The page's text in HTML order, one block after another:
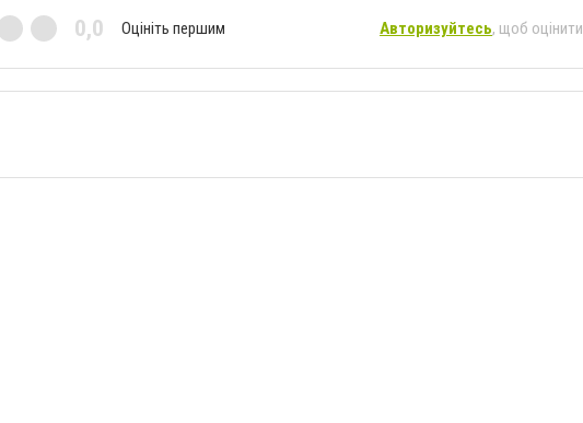
0,0 Оцініть першим Авторизуйтесь, щоб оцінити